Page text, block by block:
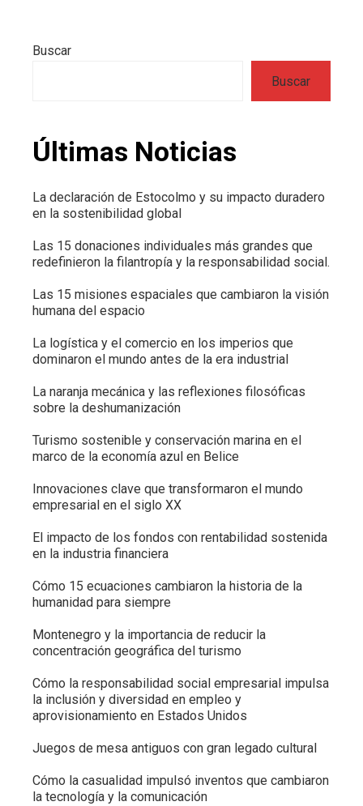
Buscar
Buscar
Últimas Noticias
La declaración de Estocolmo y su impacto duradero
en la sostenibilidad global
Las 15 donaciones individuales más grandes que
redefinieron la filantropía y la responsabilidad social.
Las 15 misiones espaciales que cambiaron la visión
humana del espacio
La logística y el comercio en los imperios que
dominaron el mundo antes de la era industrial
La naranja mecánica y las reflexiones filosóficas
sobre la deshumanización
Turismo sostenible y conservación marina en el
marco de la economía azul en Belice
Innovaciones clave que transformaron el mundo
empresarial en el siglo XX
El impacto de los fondos con rentabilidad sostenida
en la industria financiera
Cómo 15 ecuaciones cambiaron la historia de la
humanidad para siempre
Montenegro y la importancia de reducir la
concentración geográfica del turismo
Cómo la responsabilidad social empresarial impulsa
la inclusión y diversidad en empleo y
aprovisionamiento en Estados Unidos
Juegos de mesa antiguos con gran legado cultural
Cómo la casualidad impulsó inventos que cambiaron
la tecnología y la comunicación